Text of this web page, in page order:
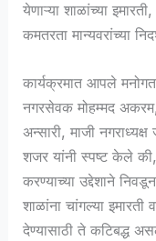
येणाऱ्या शाळांच्या
कमतरता मान्यवरांच्या
कार्यक्रमात आपले
नगरसेवक मोहम्मद
अन्सारी, माजी
शजर यांनी स्पष्ट केले
करण्याच्या उद्देशाने
शाळांना चांगल्या
देण्यासाठी ते कटिबद्ध